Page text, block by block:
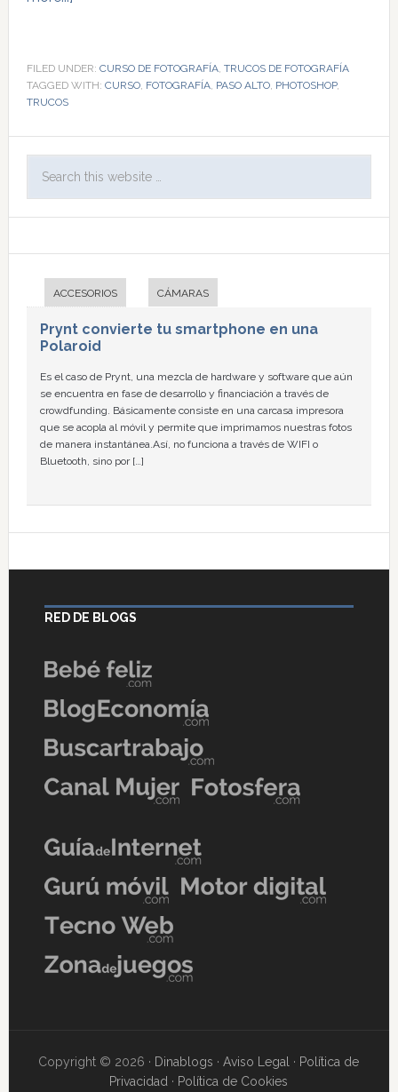
FILED UNDER: CURSO DE FOTOGRAFÍA, TRUCOS DE FOTOGRAFÍA
TAGGED WITH: CURSO, FOTOGRAFÍA, PASO ALTO, PHOTOSHOP,
TRUCOS
ACCESORIOS CÁMARAS
Prynt convierte tu smartphone en una
Polaroid
Es el caso de Prynt, una mezcla de hardware y software que aún
se encuentra en fase de desarrollo y financiación a través de
crowdfunding. Básicamente consiste en una carcasa impresora
que se acopla al móvil y permite que imprimamos nuestras fotos
de manera instantánea.Así, no funciona a través de WIFI o
Bluetooth, sino por […]
RED DE BLOGS
Copyright © 2026 · Dinablogs ·Aviso Legal · Política de
Privacidad · Política de Cookies